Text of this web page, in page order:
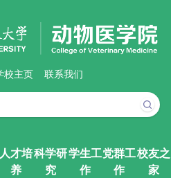
校主页 联系我们
人才培
养
科学研
究
学生工
作
党群工
作
校友之
家